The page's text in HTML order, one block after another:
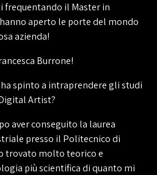
il Master in
aperto le porte del mondo
azienda!
Burrone!
spinto a intraprendere gli studi
Artist?
aver conseguito la laurea
presso il Politecnico di
trovato molto teorico e
più scientifica di quanto mi